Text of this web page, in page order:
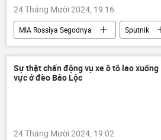
24 Tháng Mười 2024, 19:16
MIA Rossiya Segodnya
Sputnik
Dmitry Kiselev
Thế giới
CSTO
Nga
Sự thật chấn động vụ xe ô tô lao xuống
vực ở đèo Bảo Lộc
24 Tháng Mười 2024, 19:02